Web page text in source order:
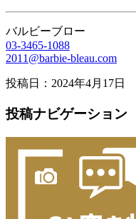
バルビーブロー
03-3465-1088
2011@barbie-bleau.com
投稿日：2024年4月17日
投稿ナビゲーション